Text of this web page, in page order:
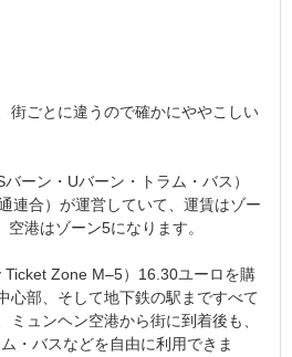
街ごとに違うので確かにややこしい
ーン・Uバーン・トラム・バス）
連合）が運営していて、運賃はゾー
港はゾーン5になります。
Zone M–5）16.30ユーロを購
心部、そして地下鉄の駅まですべて
ミュンヘン空港から街に到着後も、
・バスなどを自由に利用できま